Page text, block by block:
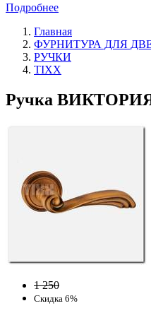
Подробнее
Главная
ФУРНИТУРА ДЛЯ
РУЧКИ
TIXX
Ручка ВИКТОРИЯ
1 250
Скидка 6%